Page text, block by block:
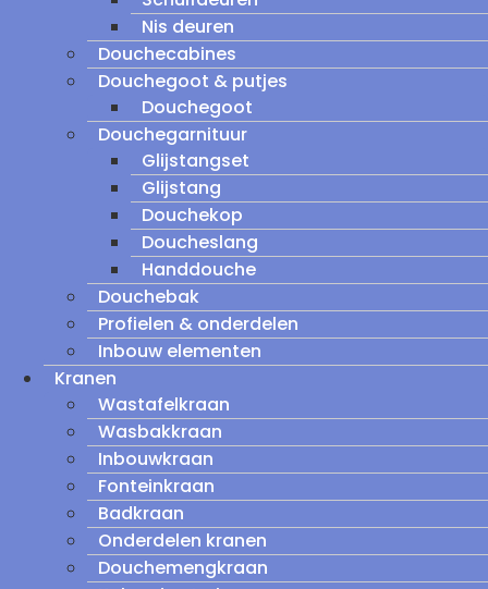
Nis deuren
Douchecabines
Douchegoot & putjes
Douchegoot
Douchegarnituur
Glijstangset
Glijstang
Douchekop
Doucheslang
Handdouche
Douchebak
Profielen & onderdelen
Inbouw elementen
Kranen
Wastafelkraan
Wasbakkraan
Inbouwkraan
Fonteinkraan
Badkraan
Onderdelen kranen
Douchemengkraan